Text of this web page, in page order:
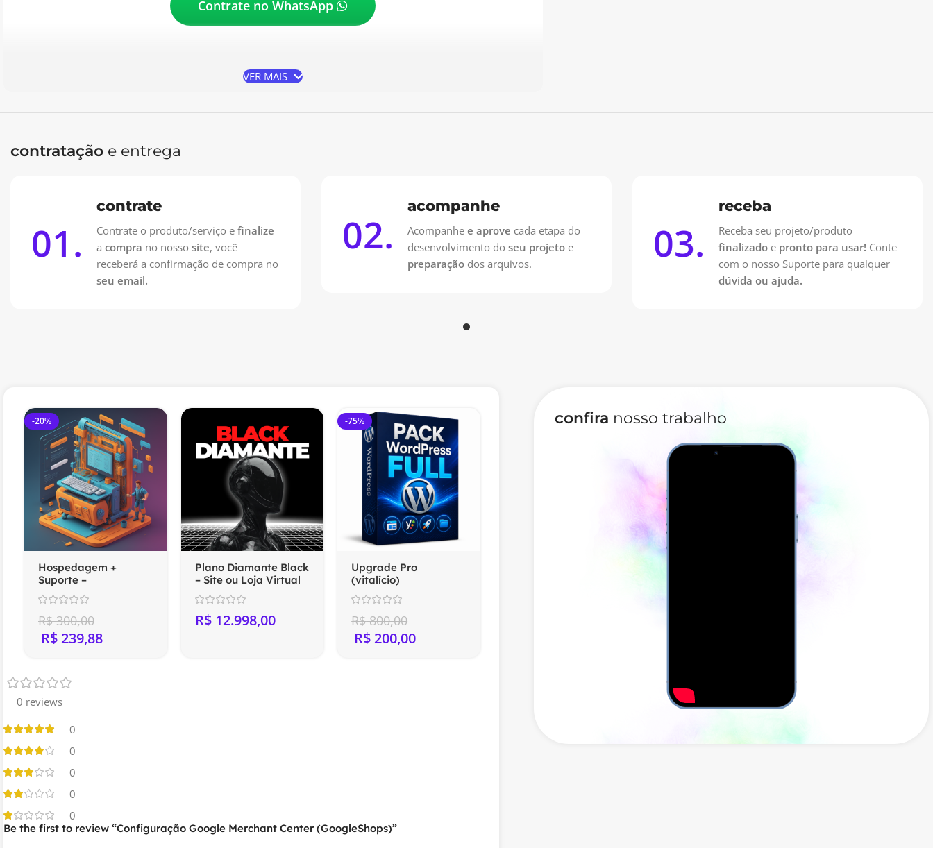
Contrate no WhatsApp
VER MAIS
contratação e entrega
01.
contrate
Contrate o produto/serviço efinalize
acompra no nossosite, você
receberá a confirmação de compra no
seu email.
02.
acompanhe
Acompanhe e aprove cada etapa do
desenvolvimento do seu projeto e
preparação dos arquivos. 03.
receba
Receba seu projeto/produto
finalizadoe pronto para usar! Conte
com o nosso Suporte para qualquer
dúvida ou ajuda.
-20%
Hospedagem +
Suporte –
Compartilhada
(Anual)
R$300,00
R$ 239,88
Plano Diamante Black
– Site ou Loja Virtual
Profissional
R$
-75%
Upgrade Pro
(vitalício)
R$800,00
R$ 200,00
0 reviews
0
0
0
0
0
Be the first to review “Configuração Google Merchant Center (GoogleShops)”
confira nosso trabalho